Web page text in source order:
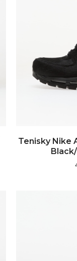
Tenisky Nike